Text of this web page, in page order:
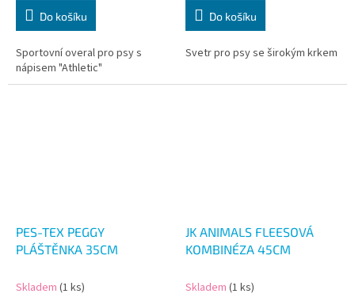
Do košíku
Sportovní overal pro psy s
nápisem "Athletic"
Do košíku
Svetr pro psy se širokým krkem
PES-TEX PEGGY
PLÁŠTĚNKA 35CM
Skladem (1 ks)
JK ANIMALS FLEESOVÁ
KOMBINÉZA 45CM
Skladem (1 ks)